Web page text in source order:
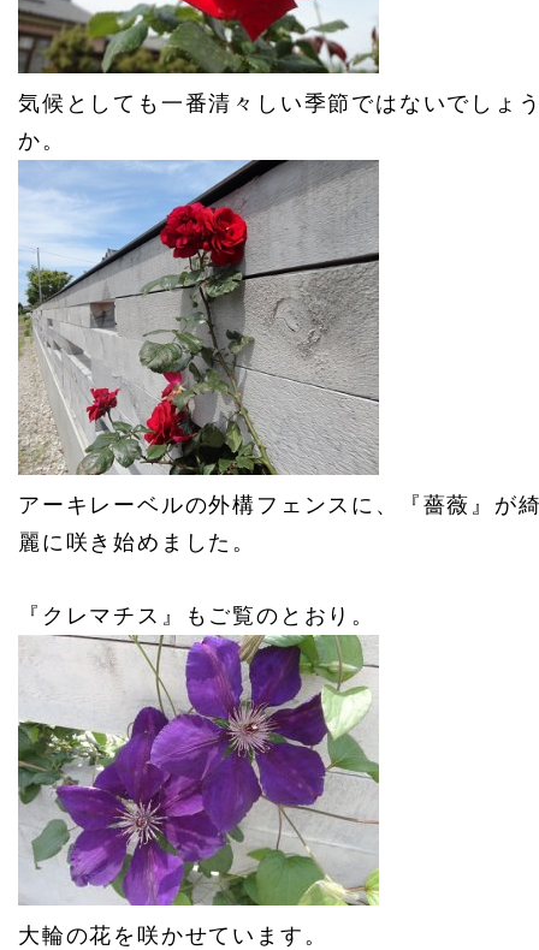
気候としても一番清々しい季節ではないでしょ
か。
アーキレーベルの外構フェンスに、『薔薇』が
麗に咲き始めました。
『クレマチス』もご覧のとおり。
大輪の花を咲かせています。